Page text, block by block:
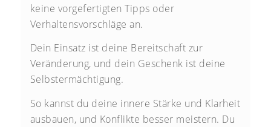
keine vorgefertigten Tipps oder
Verhaltensvorschläge an.
Dein Einsatz ist deine Bereitschaft zur
Veränderung, und dein Geschenk ist deine
Selbstermächtigung.
So kannst du deine innere Stärke und Klarheit
ausbauen, und Konflikte besser meistern. Du